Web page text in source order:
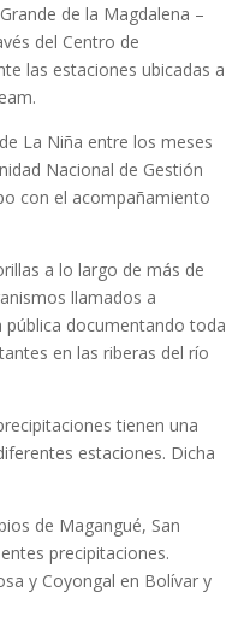
de la Magdalena –
del Centro de
las estaciones ubicadas a
La Niña entre los meses
Nacional de Gestión
con el acompañamiento
a lo largo de más de
llamados a
pública documentando toda
en las riberas del río
tienen una
estaciones. Dicha
de Magangué, San
precipitaciones.
y Coyongal en Bolívar y